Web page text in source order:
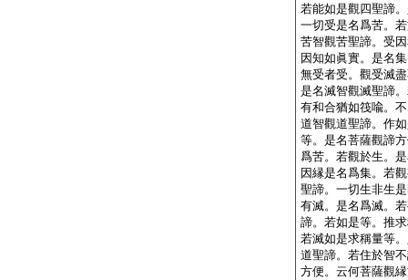
若能如是觀四聖諦
一切受是名爲苦。
苦智觀苦聖諦。受
因知如眞實。是名
無受者受。觀受滅
是名滅智觀滅聖諦
有和合猶如筏喩。
道智觀道聖諦。作
等。是名菩薩觀諦
爲苦。若觀於生。
因縁是名爲集。若
聖諦。一切生非生
有滅。是名爲滅。
諦。若如是等。推
若滅如是求稱量等
道聖諦。若住於智
方便。云何菩薩觀